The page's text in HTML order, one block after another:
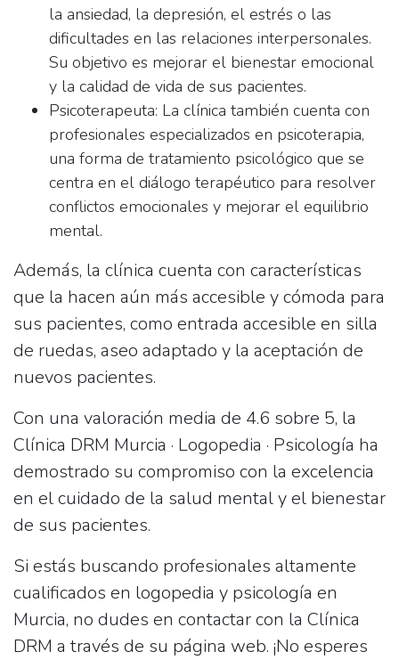
la ansiedad, la depresión, el estrés o las
dificultades en las relaciones interpersonales.
Su objetivo es mejorar el bienestar emocional
y la calidad de vida de sus pacientes.
Psicoterapeuta: La clínica también cuenta con
profesionales especializados en psicoterapia,
una forma de tratamiento psicológico que se
centra en el diálogo terapéutico para resolver
conflictos emocionales y mejorar el equilibrio
mental.
Además, la clínica cuenta con características
que la hacen aún más accesible y cómoda para
sus pacientes, como entrada accesible en silla
de ruedas, aseo adaptado y la aceptación de
nuevos pacientes.
Con una valoración media de 4.6 sobre 5, la
Clínica DRM Murcia · Logopedia · Psicología ha
demostrado su compromiso con la excelencia
en el cuidado de la salud mental y el bienestar
de sus pacientes.
Si estás buscando profesionales altamente
cualificados en logopedia y psicología en
Murcia, no dudes en contactar con la Clínica
DRM a través de su página web. ¡No esperes